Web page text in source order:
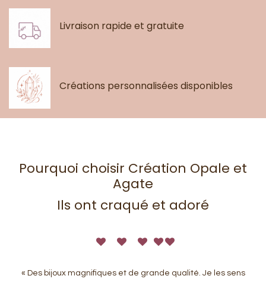
Livraison rapide et gratuite
Créations personnalisées disponibles
Pourquoi choisir Création Opale et
Agate
Ils ont craqué et adoré
« Des bijoux magnifiques et de grande qualité. Je les sens